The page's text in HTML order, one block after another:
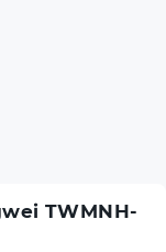
TWMNH-